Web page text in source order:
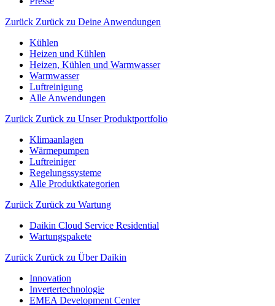
Zurück Zurück zu Deine Anwendungen
Kühlen
Heizen und Kühlen
Heizen, Kühlen und Warmwasser
Warmwasser
Luftreinigung
Alle Anwendungen
Zurück Zurück zu Unser Produktportfolio
Klimaanlagen
Wärmepumpen
Luftreiniger
Regelungssysteme
Alle Produktkategorien
Zurück Zurück zu Wartung
Daikin Cloud Service Residential
Wartungspakete
Zurück Zurück zu Über Daikin
Innovation
Invertertechnologie
EMEA Development Center